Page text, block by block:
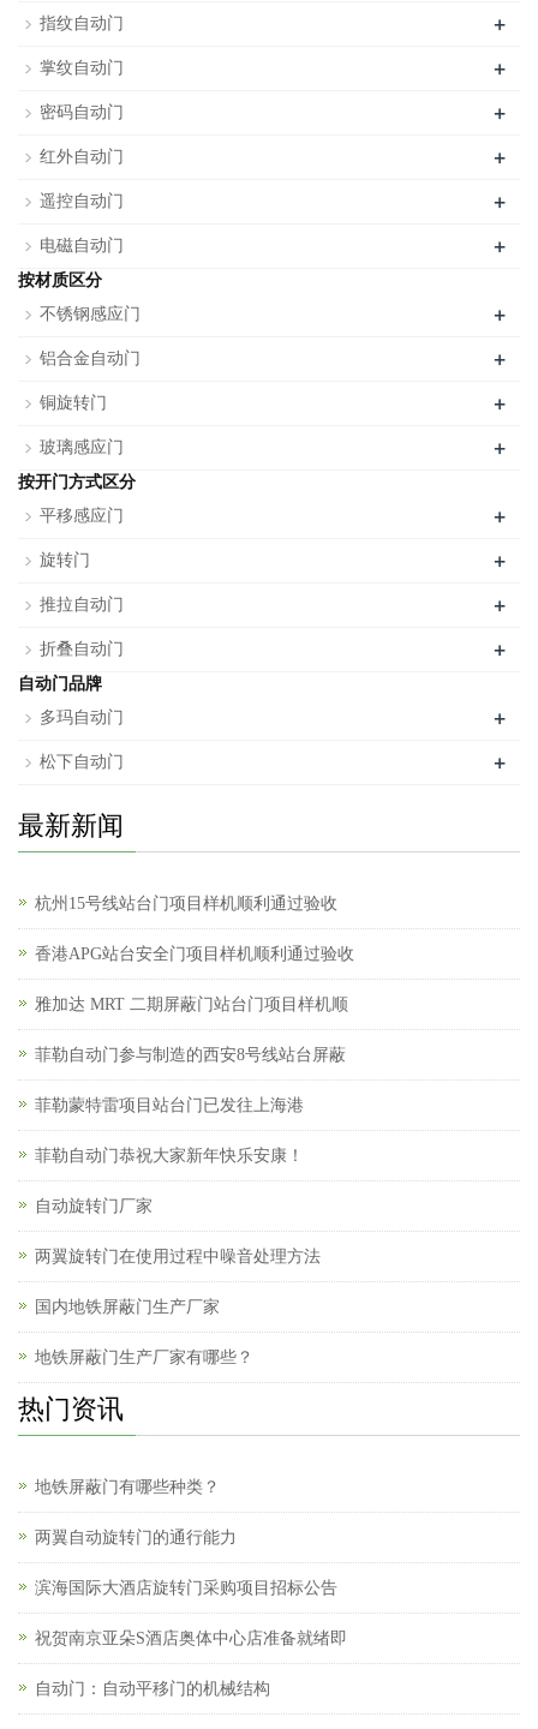
指纹自动门 +
掌纹自动门 +
密码自动门 +
红外自动门 +
遥控自动门 +
电磁自动门 +
按材质区分
不锈钢感应门
+
铝合金自动门 +
铜旋转门 +
玻璃感应门 +
按开门方式区分
平移感应门
+
旋转门 +
推拉自动门 +
折叠自动门 +
自动门品牌
多玛自动门
+
松下自动门 +
最新新闻
杭州15号线站台门项目样机顺利通过验收
香港APG站台安全门项目样机顺利通过验收
雅加达 MRT 二期屏蔽门站台门项目样机顺
菲勒自动门参与制造的西安8号线站台屏蔽
菲勒蒙特雷项目站台门已发往上海港
菲勒自动门恭祝大家新年快乐安康！
自动旋转门厂家
两翼旋转门在使用过程中噪音处理方法
国内地铁屏蔽门生产厂家
地铁屏蔽门生产厂家有哪些？
热门资讯
地铁屏蔽门有哪些种类？
两翼自动旋转门的通行能力
滨海国际大酒店旋转门采购项目招标公告
祝贺南京亚朵S酒店奥体中心店准备就绪即
自动门：自动平移门的机械结构